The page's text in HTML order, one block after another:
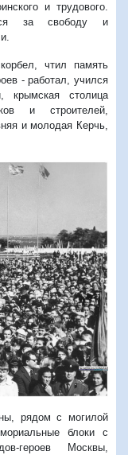
и трудового.
за свободу и
чтил память
- работал, учился
столица
и строителей,
и молодая Керчь,
рядом с могилой
блоки с
героев Москвы,